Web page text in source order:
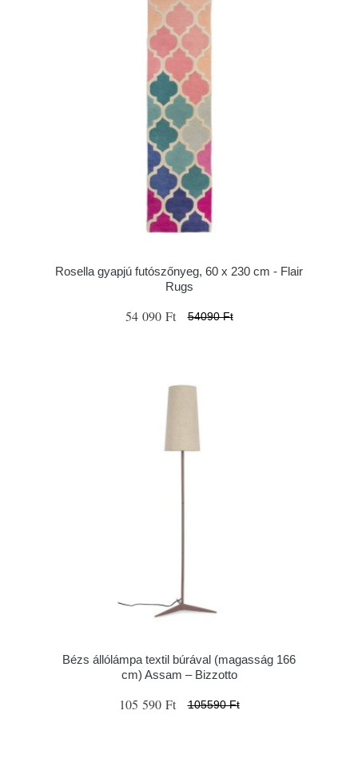
Rosella gyapjú futószőnyeg, 60 x 230 cm - Flair
Rugs
54 090 Ft 54090 Ft
Bézs állólámpa textil búrával (magasság 166
cm) Assam – Bizzotto
105 590 Ft 105590 Ft